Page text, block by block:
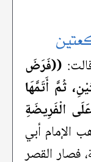
((فَرَضَ
ثُمَّ أَتَمَّهَا
الْفَرِيضَةِ
الإمام أبي
فصار القصر